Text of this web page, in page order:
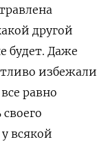
другой
будет. Даже
избежали
равно
всякой